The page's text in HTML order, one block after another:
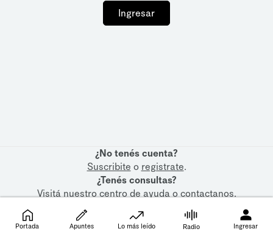
Ingresar
¿No tenés cuenta?
Suscribite o registrate.
¿Tenés consultas?
Visitá nuestrocentro de ayudaocontactanos.
Portada Apuntes Lo más leído Radio Ingresar